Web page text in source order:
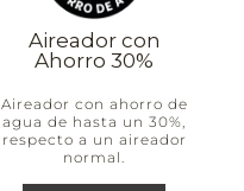
Aireador con
Ahorro 30%
Aireador con ahorro de
agua de hasta un 30%,
respecto a un aireador
normal.